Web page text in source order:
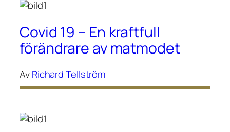
Covid 19 – En kraftfull
förändrare av matmodet
AvRichard Tellström